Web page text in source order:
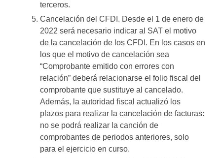
terceros.
Cancelación del CFDI. Desde el 1 de enero de
2022 será necesario indicar al SAT el motivo
de la cancelación de los CFDI. En los casos en
los que el motivo de cancelación sea
“Comprobante emitido con errores con
relación” deberá relacionarse el folio fiscal del
comprobante que sustituye al cancelado.
Además, la autoridad fiscal actualizó los
plazos para realizar la cancelación de facturas:
no se podrá realizar la canción de
comprobantes de periodos anteriores, solo
para el ejercicio en curso.